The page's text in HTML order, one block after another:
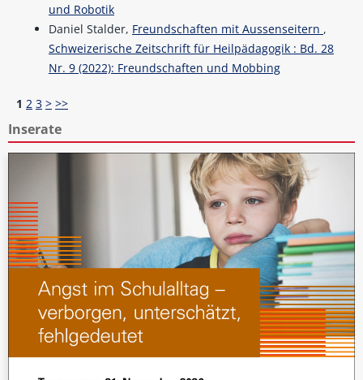
und Robotik
Daniel Stalder, Freundschaften mit Aussenseitern ,
Schweizerische Zeitschrift für Heilpädagogik : Bd. 28
Nr. 9 (2022): Freundschaften und Mobbing
1 2 3 > >>
Inserate